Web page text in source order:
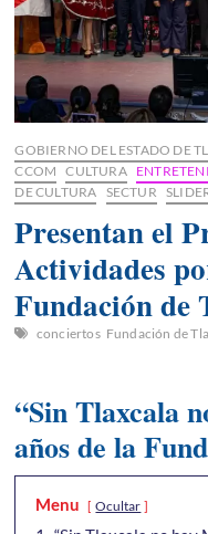
GOBIERNO DEL ESTADO DE
CCOM
CULTURA
DE CULTURA SECTUR
Presentan el
Actividades
Fundación de
conciertos Fundación de
“Sin Tlaxcala
años de la
Menu Ocultar